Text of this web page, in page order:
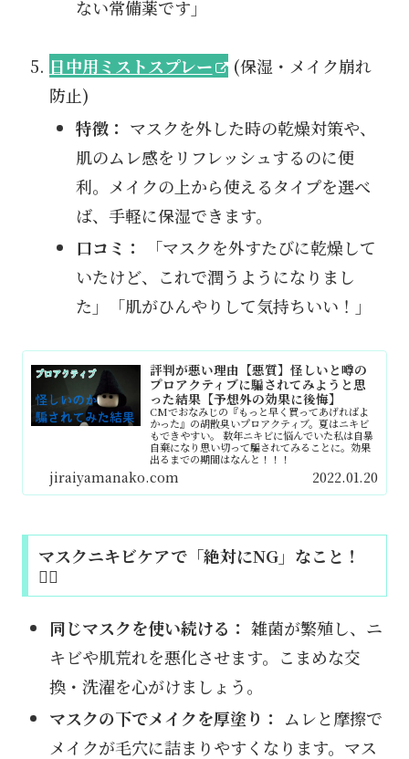
ない常備薬です」
日中用ミストスプレー
(保湿・メイク崩れ
防止)
特徴： マスクを外した時の乾燥対策や、
肌のムレ感をリフレッシュするのに便
利。メイクの上から使えるタイプを選べ
ば、手軽に保湿できます。
口コミ：
「マスクを外すたびに乾燥して
いたけど、これで潤うようになりまし
た」「肌がひんやりして気持ちいい！」
評判が悪い理由【悪質】怪しいと噂の
プロアクティブに騙されてみようと思
った結果【予想外の効果に後悔】
CMでおなみじの『もっと早く買ってあげればよ
かった』の胡散臭いプロアクティブ。夏はニキビ
もできやすい。 数年ニキビに悩んでいた私は自暴
自棄になり思い切って騙されてみることに。効果
出るまでの期間はなんと！！！
jiraiyamanako.com 2022.01.20
マスクニキビケアで「絶対にNG」なこと！
🙅‍♀️
同じマスクを使い続ける： 雑菌が繁殖し、ニ
キビや肌荒れを悪化させます。こまめな交
換・洗濯を心がけましょう。
マスクの下でメイクを厚塗り： ムレと摩擦で
メイクが毛穴に詰まりやすくなります。マス